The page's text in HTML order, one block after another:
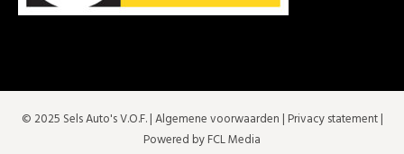
© 2025 Sels Auto's V.O.F. |Algemene voorwaarden | Privacy statement|
Powered by FCL Media